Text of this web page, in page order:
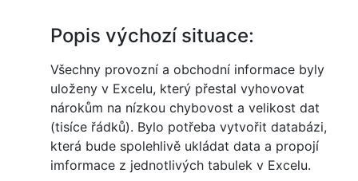
Popis výchozí situace:
Všechny provozní a obchodní informace byly
uloženy v Excelu, který přestal vyhovovat
nárokům na nízkou chybovost a velikost dat
(tisíce řádků). Bylo potřeba vytvořit databázi,
která bude spolehlivě ukládat data a propojí
imformace z jednotlivých tabulek v Excelu.